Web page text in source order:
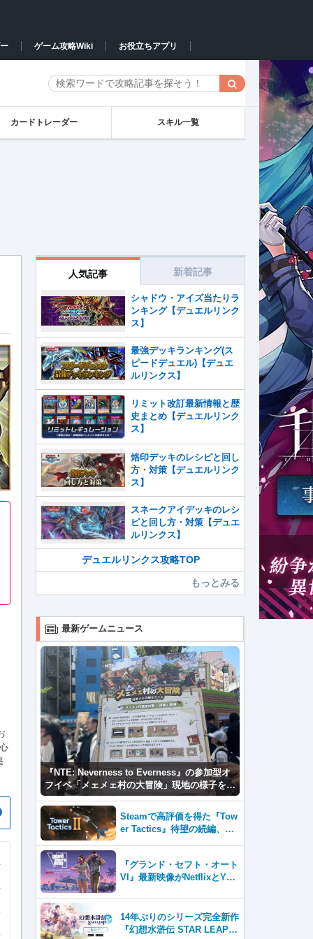
ゲーム攻略Wiki お役立ちアプリ
カードトレーダー スキル一覧
人気記事 新着記事
シャドウ・アイズ当たりラ
ンキング【デュエルリンク
ス】
最強デッキランキング(ス
ピードデュエル)【デュエ
ルリンクス】
リミット改訂最新情報と歴
史まとめ【デュエルリンク
ス】
烙印デッキのレシピと回し
方・対策【デュエルリンク
ス】
スネークアイデッキのレシ
ピと回し方・対策【デュエ
ルリンクス】
デュエルリンクス攻略TOP
もっとみる
最新ゲームニュース
『NTE: Neverness to Everness』の参加型オ
フイベ「メェメェ村の大冒険」現地の様子をレ
ポ！ミニゲームやコスプレイヤー撮影など盛り
だくさん！
Steamで高評価を得た『Tow
er Tactics』待望の続編、『T
『グランド・セフト・オート
VI』最新映像がNetflixとYou
14年ぶりのシリーズ完全新作
『幻想水滸伝 STAR LEAP』